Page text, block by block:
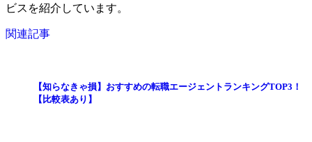
ビスを紹介しています。
関連記事
【知らなきゃ損】おすすめの転職エージェントランキングTOP3！
【比較表あり】